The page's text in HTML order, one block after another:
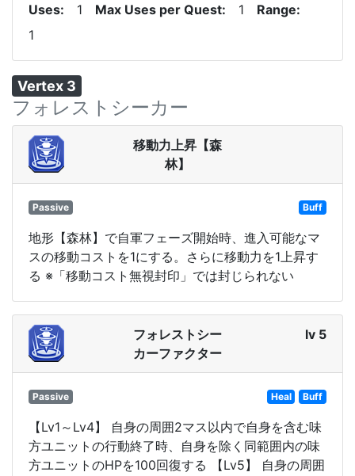
Uses
1 Max Uses per Quest 1
Range
1
Vertex 3
フォレストシーカー
移動力上昇【森
林】
Passive Buff
地形【森林】で自軍フェーズ開始時、進入可能なマ
スの移動コストを1にする。さらに移動力を1上昇す
る ※「移動コスト無視封印」では封じられない
フォレストシー
カーファクター
lv 5
Passive Heal Buff
【Lv1～Lv4】 自身の周囲2マス以内で自身を含む味
方ユニットの行動終了時、自身を除く同範囲内の味
方ユニットのHPを100回復する 【Lv5】 自身の周囲